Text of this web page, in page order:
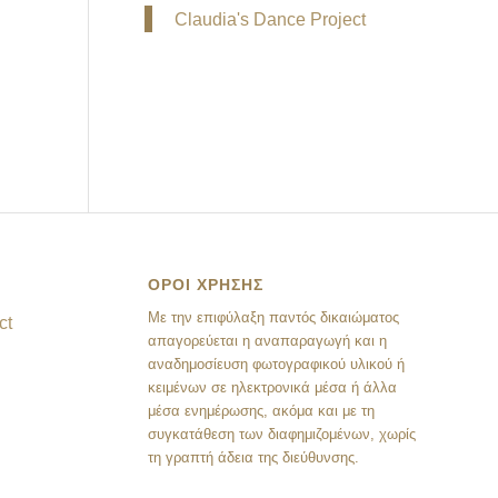
Claudia's Dance Project
ΟΡΟΙ ΧΡΗΣΗΣ
Mε την επιφύλαξη παντός δικαιώματος
απαγορεύεται η αναπαραγωγή και η
αναδημοσίευση φωτογραφικού υλικού ή
κειμένων σε ηλεκτρονικά μέσα ή άλλα
μέσα ενημέρωσης, ακόμα και με τη
συγκατάθεση των διαφημιζομένων, χωρίς
τη γραπτή άδεια της διεύθυνσης.